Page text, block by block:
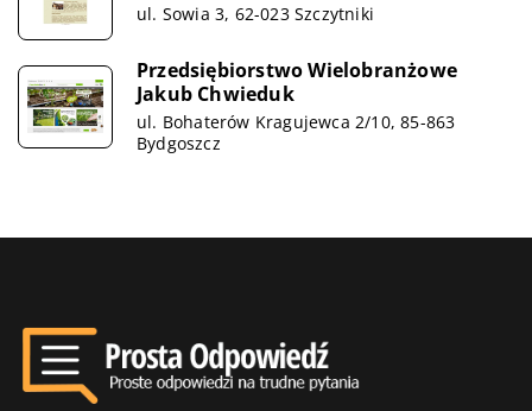
ul. Sowia 3, 62-023 Szczytniki
Przedsiębiorstwo Wielobranżowe
Jakub Chwieduk
ul. Bohaterów Kragujewca 2/10, 85-863
Bydgoszcz